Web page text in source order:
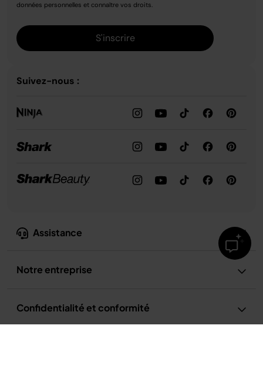
Assistance
Notre entreprise
Confidentialité et conformité
données personnelles et connaître vos droits.
S'inscrire
Suivez-nous :